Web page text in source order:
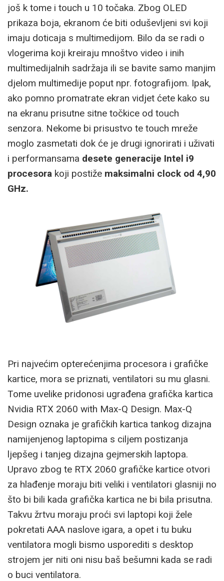
još k tome i touch u 10 točaka. Zbog OLED
prikaza boja, ekranom će biti oduševljeni svi koji
imaju doticaja s multimedijom. Bilo da se radi o
vlogerima koji kreiraju mnoštvo video i inih
multimedijalnih sadržaja ili se bavite samo manjim
djelom multimedije poput npr. fotografijom. Ipak,
ako pomno promatrate ekran vidjet ćete kako su
na ekranu prisutne sitne točkice od touch
senzora. Nekome bi prisustvo te touch mreže
moglo zasmetati dok će je drugi ignorirati i uživati
i performansama desete generacije Intel i9
procesora koji postiže maksimalni clock od 4,90
GHz.
Pri najvećim opterećenjima procesora i grafičke
kartice, mora se priznati, ventilatori su mu glasni.
Tome uvelike pridonosi ugrađena grafička kartica
Nvidia RTX 2060 with Max-Q Design. Max-Q
Design oznaka je grafičkih kartica tankog dizajna
namijenjenog laptopima s ciljem postizanja
ljepšeg i tanjeg dizajna gejmerskih laptopa.
Upravo zbog te RTX 2060 grafičke kartice otvori
za hlađenje moraju biti veliki i ventilatori glasniji no
što bi bili kada grafička kartica ne bi bila prisutna.
Takvu žrtvu moraju proći svi laptopi koji žele
pokretati AAA naslove igara, a opet i tu buku
ventilatora mogli bismo usporediti s desktop
strojem jer niti oni nisu baš bešumni kada se radi
o buci ventilatora.